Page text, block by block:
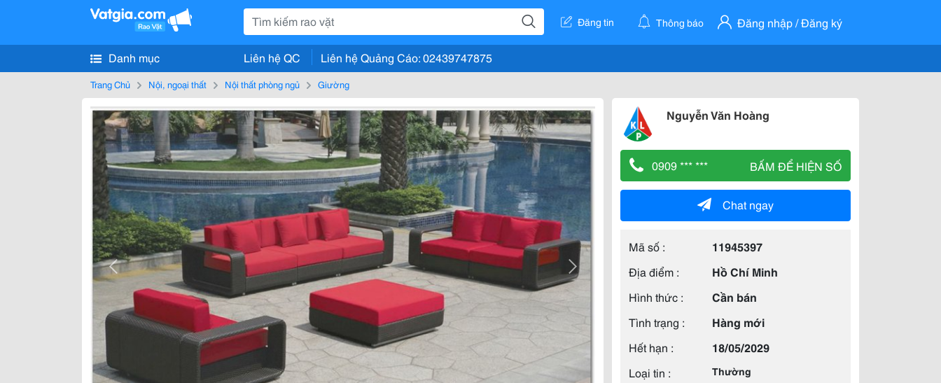
Đăng tin Thông báo Đăng nhập / Đăng ký
Danh mục Liên hệ QC Liên hệ Quảng Cáo: 02439747875
Trang Chủ Nội, ngoại thất Nội thất phòng ngủ Giường
Nguyễn Văn Hoàng
0909 *** *** BẤM ĐỂ HIỆN SỐ
Chat ngay
Mã số :
11945397
Địa điểm :
Hồ Chí Minh
Hình thức :
Cần bán
Tình trạng :
Hàng mới
Hết hạn :
18/05/2029
Loại tin :
Thường